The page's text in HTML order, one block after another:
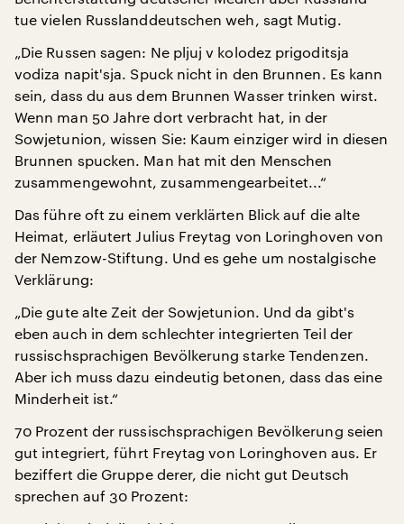
tue vielen Russlanddeutschen weh, sagt Mutig.
„Die Russen sagen: Ne pljuj v kolodez prigoditsja
vodiza napit'sja. Spuck nicht in den Brunnen. Es kann
sein, dass du aus dem Brunnen Wasser trinken wirst.
Wenn man 50 Jahre dort verbracht hat, in der
Sowjetunion, wissen Sie: Kaum einziger wird in diesen
Brunnen spucken. Man hat mit den Menschen
zusammengewohnt, zusammengearbeitet...“
Das führe oft zu einem verklärten Blick auf die alte
Heimat, erläutert Julius Freytag von Loringhoven von
der Nemzow-Stiftung. Und es gehe um nostalgische
Verklärung:
„Die gute alte Zeit der Sowjetunion. Und da gibt's
eben auch in dem schlechter integrierten Teil der
russischsprachigen Bevölkerung starke Tendenzen.
Aber ich muss dazu eindeutig betonen, dass das eine
Minderheit ist.“
70 Prozent der russischsprachigen Bevölkerung seien
gut integriert, führt Freytag von Loringhoven aus. Er
beziffert die Gruppe derer, die nicht gut Deutsch
sprechen auf 30 Prozent: